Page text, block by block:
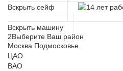
Вскрыть сейф
Вскрыть машину
2Выберите Ваш район
Москва Подмосковье
ЦАО
ВАО